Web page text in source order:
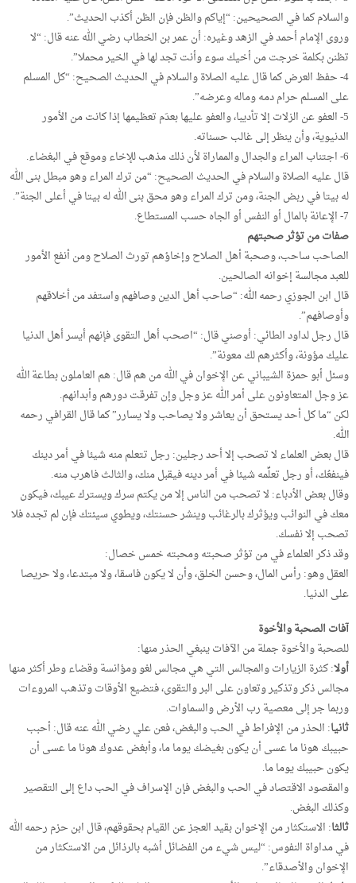
والسلام كما في الصحيحين: “إياكم والظن فإن الظن أكذب الحديث”.
وروى الإمام أحمد في الزهد وغيره: أن عمر بن الخطاب رضي الله عنه قال: “لا
تظنن بكلمة خرجت من أخيك سوء وأنت تجد لها في الخير محملا”.
4- حفظ العرض كما قال عليه الصلاة والسلام في الحديث الصحيح: “كل المسلم
على المسلم حرام دمه وماله وعرضه”.
5- العفو عن الزلات إلا تأديبا، والعفو عليها بعدَم تعظيمها إذا كانت من الأمور
الدنيوية، وأن ينظر إلى غالب حسناته.
6- اجتناب المراء والجدال والمماراة لأن ذلك مذهب للإخاء وموقع في البغضاء.
قال عليه الصلاة والسلام في الحديث الصحيح: “من ترك المراء وهو مبطل بنى الله
له بيتا في ربض الجنة، ومن ترك المراء وهو محق بنى الله له بيتا في أعلى الجنة”.
7- الإعانة بالمال أو النفس أو الجاه حسب المستطاع.
صفات من تؤثر صحبتهم
الصاحب ساحب، وصحبة أهل الصلاح وإخاؤهم تورث الصلاح ومن أنفع الأمور
للعبد مجالسة إخوانه الصالحين.
قال ابن الجوزي رحمه الله: “صاحب أهل الدين وصافهم واستفد من أخلاقهم
وأوصافهم”.
قال رجل لداود الطائي: أوصني قال: “اصحب أهل التقوى فإنهم أيسر أهل الدنيا
عليك مؤونة، وأكثرهم لك معونة”.
وسئل أبو حمزة الشيباني عن الإخوان في الله من هم قال: هم العاملون بطاعة الله
عز وجل المتعاونون على أمر الله عز وجل وإن تفرقت دورهم وأبدانهم.
لكن “ما كل أحد يستحق أن يعاشر ولا يصاحب ولا يسارر” كما قال القرافي رحمه
الله.
قال بعض العلماء لا تصحب إلا أحد رجلين: رجل تتعلم منه شيئا في أمر دينك
فينفعُك، أو رجل تعلِّمه شيئا في أمر دينه فيقبل منك، والثالث فاهرب منه.
وقال بعض الأدباء: لا تصحب من الناس إلا من يكتم سرك ويسترك عيبك، فيكون
معك في النوائب ويؤثرك بالرغائب وينشر حسنتك، ويطوي سيئتك فإن لم تجده فلا
تصحب إلا نفسك.
وقد ذكر العلماء في من تؤثر صحبته ومحبته خمس خصال:
العقل وهو: رأس المال، وحسن الخلق، وأن لا يكون فاسقا، ولا مبتدعا، ولا حريصا
على الدنيا.
آفات الصحبة والأخوة
للصحبة والأخوة جملة من الآفات ينبغي الحذر منها:
أولا: كثرة الزيارات والمجالس التي هي مجالس لغو ومؤانسة وقضاء وطر أكثر منها
مجالس ذكر وتذكير وتعاون على البر والتقوى، فتضيع الأوقات وتذهب المروءات
وربما جر إلى معصية رب الأرض والسماوات.
ثانيا: الحذر من الإفراط في الحب والبغض، فعن علي رضي الله عنه قال: أحبب
حبيبك هونا ما عسى أن يكون بغيضك يوما ما، وأبغض عدوك هونا ما عسى أن
يكون حبيبك يوما ما.
والمقصود الاقتصاد في الحب والبغض فإن الإسراف في الحب داع إلى التقصير
وكذلك البغض.
ثالثا: الاستكثار من الإخوان بقيد العجز عن القيام بحقوقهم، قال ابن حزم رحمه الله
في مداواة النفوس: “ليس شيء من الفضائل أشبه بالرذائل من الاستكثار من
الإخوان والأصدقاء”.